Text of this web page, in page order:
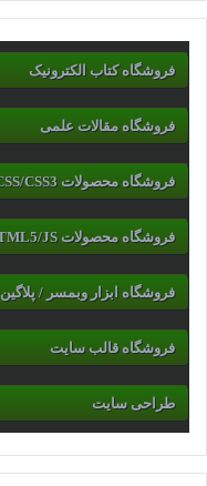
فروشگاه کتاب الکترونیک
فروشگاه مقالات علمی
فروشگاه محصولات CSS/CSS3
فروشگاه محصولات HTML5/JS
فروشگاه ابزار وبمسر / پلاگین
فروشگاه قالب سایت
طراحی سایت